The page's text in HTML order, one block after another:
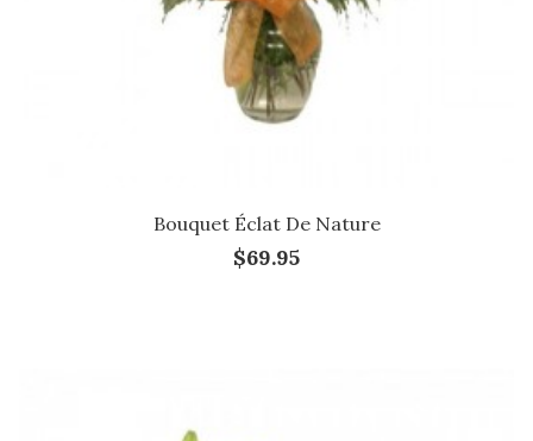
Bouquet Éclat De Nature
$69.95